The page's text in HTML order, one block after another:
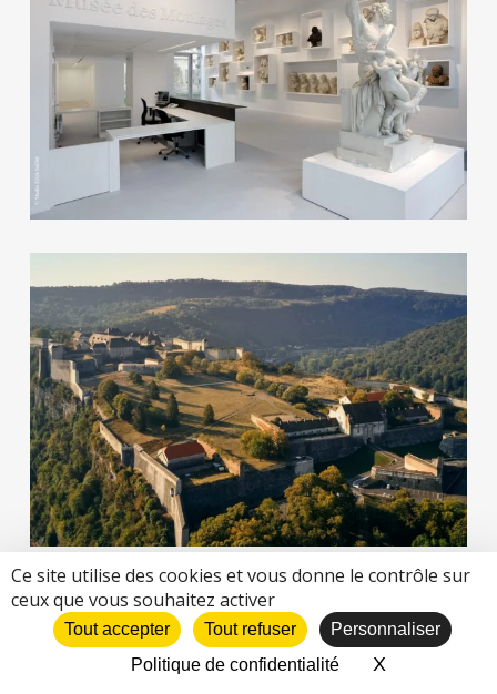
Ce site utilise des cookies et vous donne le contrôle sur
ceux que vous souhaitez activer
Tout accepter Tout refuser
Personnaliser
Politique de confidentialité
XMasquer le